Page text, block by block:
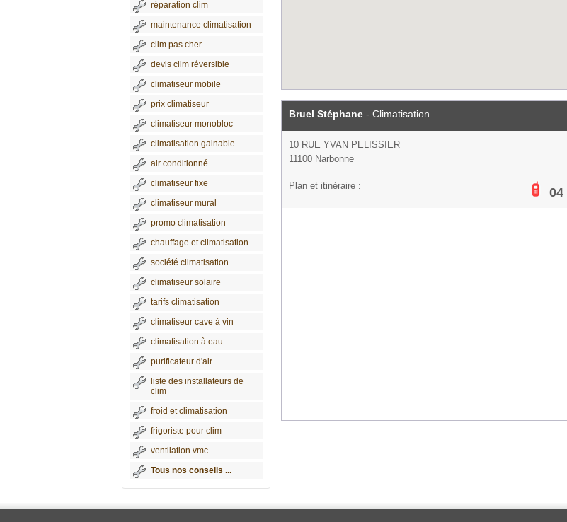
réparation clim
maintenance climatisation
clim pas cher
devis clim réversible
climatiseur mobile
prix climatiseur
climatiseur monobloc
climatisation gainable
air conditionné
climatiseur fixe
climatiseur mural
promo climatisation
chauffage et climatisation
société climatisation
climatiseur solaire
tarifs climatisation
climatiseur cave à vin
climatisation à eau
purificateur d'air
liste des installateurs de
clim
froid et climatisation
frigoriste pour clim
ventilation vmc
Tous nos conseils ...
Bruel Stéphane - Climatisation
10 RUE YVAN PELISSIER
11100 Narbonne
Plan et itinéraire : 04